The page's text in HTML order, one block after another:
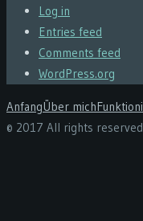
Log in
Entries feed
Comments feed
WordPress.org
AnfangÜber mich
© 2017 All rights